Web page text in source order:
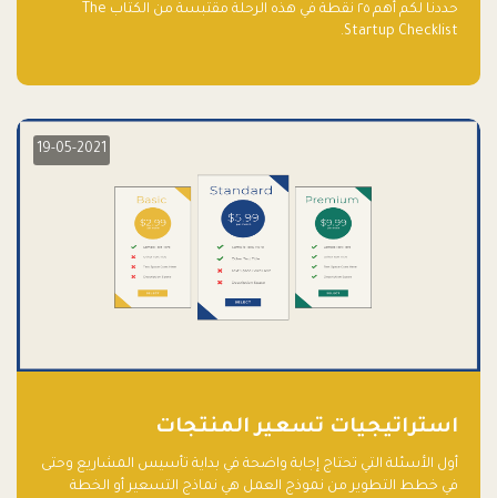
حددنا لكم أهم ٢٥ نقطة في هذه الرحلة مقتبسة من الكتاب The
Startup Checklist.
19-05-2021
استراتيجيات تسعير المنتجات
أول الأسئلة التي تحتاج إجابة واضحة في بداية تأسيس المشاريع وحتى
في خطط التطوير من نموذج العمل هي نماذج التسعير أو الخطة